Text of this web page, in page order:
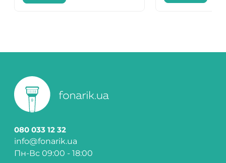
080 033 12 32
info@fonarik.ua
Пн-Вс 09:00 - 18:00